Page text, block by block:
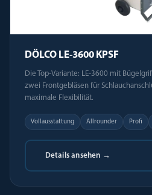
DÖLCO LE-3600 KPSF
Die Top-Variante: LE-3600 mit
zwei Frontgebläsen für
maximale Flexibilität.
Vollausstattung Allrounder Profi
Details ansehen →